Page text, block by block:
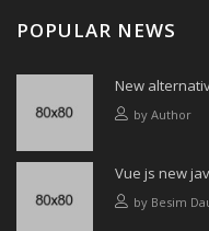
POPULAR NEWS
New
by Author
Vue js new
by Besim